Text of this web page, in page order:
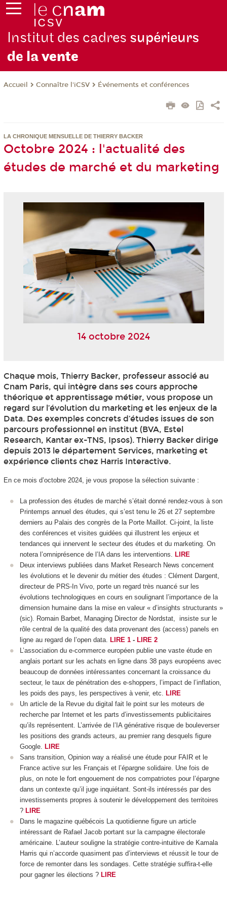
Institut des cadres supérieurs
de lavente
Accueil Connaître l'iCSV Événements et conférences
LA CHRONIQUE MENSUELLE DE THIERRY BACKER
Octobre 2024 : l'actualité des
études de marché et du marketing
14 octobre 2024
Chaque mois, Thierry Backer, professeur associé au
Cnam Paris, qui intègre dans ses cours approche
théorique et apprentissage métier, vous propose un
regard sur l’évolution du marketing et les enjeux de la
Data. Des exemples concrets d’études issues de son
parcours professionnel en institut (BVA, Estel
Research, Kantar ex-TNS, Ipsos). Thierry Backer dirige
depuis 2013 le département Services, marketing et
expérience clients chez Harris Interactive.
En ce mois d’octobre 2024, je vous propose la sélection suivante :
La profession des études de marché s’était donné rendez-vous à son
Printemps annuel des études, qui s’est tenu le 26 et 27 septembre
derniers au Palais des congrès de la Porte Maillot. Ci-joint, la liste
des conférences et visites guidées qui illustrent les enjeux et
tendances qui innervent le secteur des études et du marketing. On
notera l’omniprésence de l’IA dans les interventions.
LIRE
Deux interviews publiées dans Market Research News concernent
les évolutions et le devenir du métier des études : Clément Dargent,
directeur de PRS-In Vivo, porte un regard très nuancé sur les
évolutions technologiques en cours en soulignant l’importance de la
dimension humaine dans la mise en valeur « d’insights structurants »
(sic). Romain Barbet, Managing Director de Nordstat, insiste sur le
rôle central de la qualité des data provenant des (access) panels en
ligne au regard de l’open data.
LIRE 1 - LIRE 2
L’association du e-commerce européen publie une vaste étude en
anglais portant sur les achats en ligne dans 38 pays européens avec
beaucoup de données intéressantes concernant la croissance du
secteur, le taux de pénétration des e-shoppers, l’impact de l’inflation,
les poids des pays, les perspectives à venir, etc.
LIRE
Un article de la Revue du digital fait le point sur les moteurs de
recherche par Internet et les parts d’investissements publicitaires
qu’ils représentent. L’arrivée de l’IA générative risque de bouleverser
les positions des grands acteurs, au premier rang desquels figure
Google.
LIRE
Sans transition, Opinion way a réalisé une étude pour FAIR et le
France active sur les Français et l’épargne solidaire. Une fois de
plus, on note le fort engouement de nos compatriotes pour l’épargne
dans un contexte qu’il juge inquiétant. Sont-ils intéressés par des
investissements propres à soutenir le développement des territoires
? LIRE
Dans le magazine québécois La quotidienne figure un article
intéressant de Rafael Jacob portant sur la campagne électorale
américaine. L’auteur souligne la stratégie contre-intuitive de Kamala
Harris qui n’accorde quasiment pas d’interviews et réussit le tour de
force de remonter dans les sondages. Cette stratégie suffira-t-elle
pour gagner les élections ? LIRE